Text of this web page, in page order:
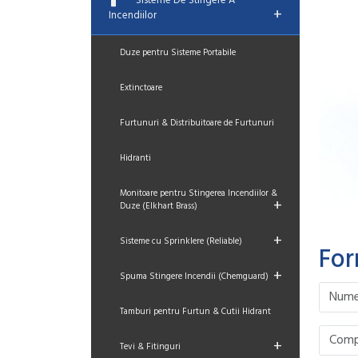
Incendiilor
+
Duze pentru Sisteme Portabile
Extinctoare
Furtunuri & Distribuitoare de Furtunuri
Hidranti
Monitoare pentru Stingerea Incendiilor &
Duze (Elkhart Brass)
+
Sisteme cu Sprinklere (Reliable) +
Spuma Stingere Incendii (Chemguard) +
Tamburi pentru Furtun & Cutii Hidrant
Tevi & Fitinguri +
Please
Please
Please
Please